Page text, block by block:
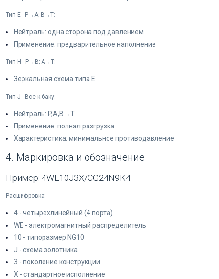
Тип E - P→A; B→T:
Нейтраль: одна сторона под давлением
Применение: предварительное наполнение
Тип H - P→B; A→T:
Зеркальная схема типа E
Тип J - Все к баку:
Нейтраль: P,A,B→T
Применение: полная разгрузка
Характеристика: минимальное противодавление
4. Маркировка и обозначение
Пример: 4WE10J3X/CG24N9K4
Расшифровка:
4 - четырехлинейный (4 порта)
WE - электромагнитный распределитель
10 - типоразмер NG10
J - схема золотника
3 - поколение конструкции
X - стандартное исполнение